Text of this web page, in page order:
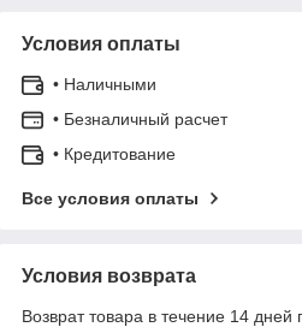
Условия оплаты
• Наличными
• Безналичный расчет
• Кредитование
Все условия оплаты
Условия возврата
Возврат товара в течение 14 дней